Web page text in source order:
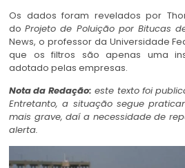
Os dados foram revelados por
doProjeto de Poluição por Bitucas
News, o professor da Universidade
que os filtros são apenas uma
adotado pelas empresas.
Nota da Redação: este texto foi
Entretanto, a situação segue
mais grave, daí a necessidade de
alerta.